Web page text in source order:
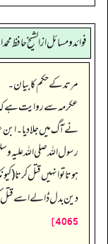
فوائد ومسائل از الشيخ حافظ
مرتد کے حکم کا بیان۔
عکرمہ سے روایت ہے
نے آگ میں جلا دیا۔ ابن
رسول اللہ صلی اللہ
ہوتا تو انہیں قتل کرتا
دین بدل ڈالے اسے قتل
4065]